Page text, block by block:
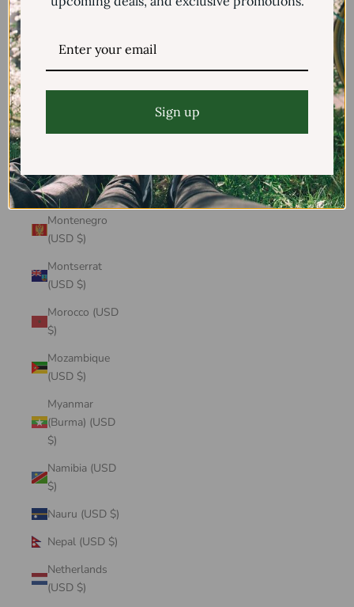
Mayotte (USD
Mexico (USD $)
Mongolia (USD
$)
Montenegro
(USD $)
Montserrat
(USD $)
Morocco (USD
$)
Mozambique
(USD $)
Myanmar
(Burma) (USD
$)
Namibia (USD
$)
Nauru (USD $)
Nepal (USD $)
Netherlands
(USD $)
Sign up